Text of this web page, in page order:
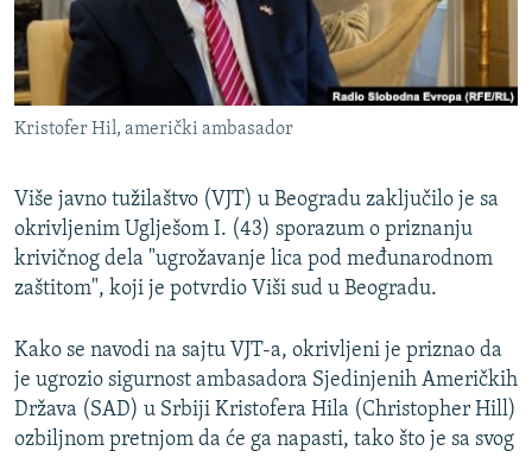
DNEVNO@RSE
SPECIJALI RSE
VIŠE OD NASLOVA
GENOCID U SREBRENICI
POPLAVE I KLIZIŠTA U BIH 2024.
TV LIBERTY
POST SCRIPTUM
TRI DECENIJE OD RATA U BIH
SVE KARTE DEJTONA
NASTANAK I RASPAD JUGOSLAVIJE
PRATITE NAS
Sve RFE/RL stranice
Kristofer Hil, američki ambasador
Više javno tužilaštvo (VJT) u Beogradu zaključilo je sa
okrivljenim Uglješom I. (43) sporazum o priznanju
krivičnog dela "ugrožavanje lica pod međunarodnom
zaštitom", koji je potvrdio Viši sud u Beogradu.
Kako se navodi na sajtu VJT-a, okrivljeni je priznao da
je ugrozio sigurnost ambasadora Sjedinjenih Američkih
Država (SAD) u Srbiji Kristofera Hila (Christopher Hill)
ozbiljnom pretnjom da će ga napasti, tako što je sa svog